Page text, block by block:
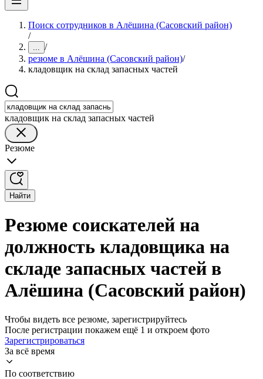
Поиск сотрудников в Алёшина (Сасовский район)
/
... /
резюме в Алёшина (Сасовский район)/
кладовщик на склад запасных частей
кладовщик на склад запасных частей
Резюме
Найти
Резюме соискателей на
должность кладовщика на
складе запасных частей в
Алёшина (Сасовский район)
Чтобы видеть все резюме, зарегистрируйтесь
После регистрации покажем ещё 1 и откроем фото
Зарегистрироваться
За всё время
По соответствию